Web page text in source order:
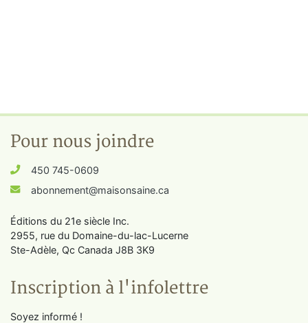
Pour nous joindre
450 745-0609
abonnement@maisonsaine.ca
Éditions du 21e siècle Inc.
2955, rue du Domaine-du-lac-Lucerne
Ste-Adèle, Qc Canada J8B 3K9
Inscription à l'infolettre
Soyez informé !